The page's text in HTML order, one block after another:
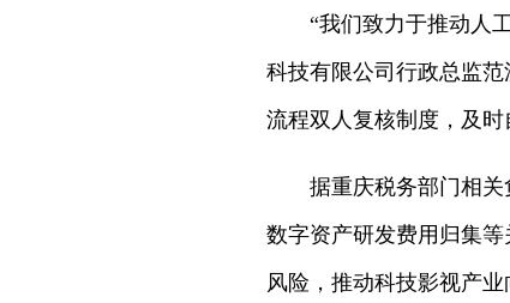
“我们致力于推动人
科技有限公司行政总监
流程双人复核制度，及时
据重庆税务部门相关
数字资产研发费用归集
风险，推动科技影视产业